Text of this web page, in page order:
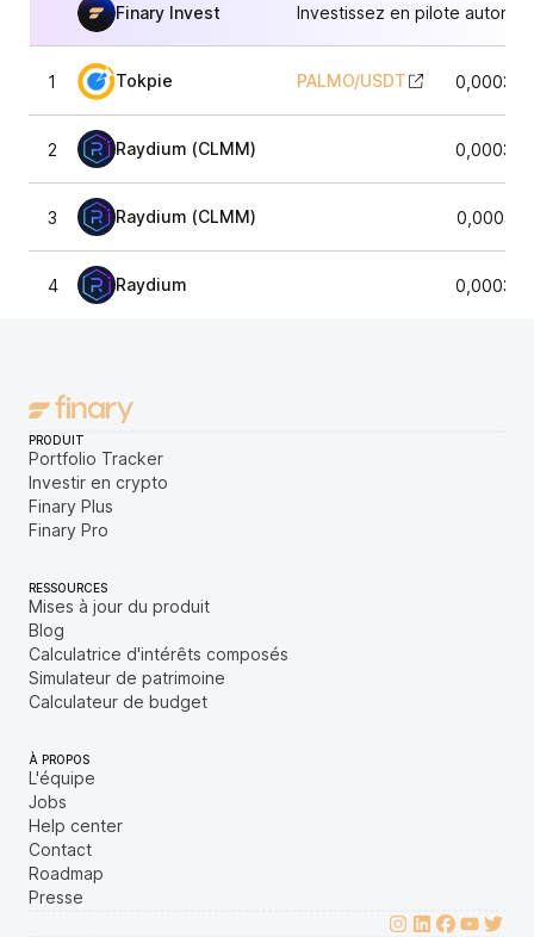
Finary Invest Investissez en pilote
1 Tokpie PALMO/USDT
2 Raydium (CLMM)
3 Raydium (CLMM)
4 Raydium
PRODUIT
Portfolio Tracker
Investir en crypto
Finary Plus
Finary Pro
RESSOURCES
Mises à jour du produit
Blog
Calculatrice d'intérêts composés
Simulateur de patrimoine
Calculateur de budget
À PROPOS
L'équipe
Jobs
Help center
Contact
Roadmap
Presse